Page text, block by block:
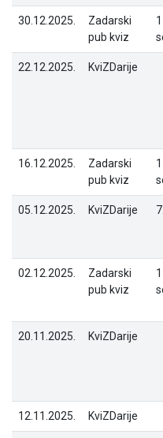
30.12.2025.
Zadarski
pub kviz
22.12.2025. KviZDarije
16.12.2025.
Zadarski
pub kviz
05.12.2025. KviZDarije
02.12.2025.
Zadarski
pub kviz
20.11.2025. KviZDarije
12.11.2025. KviZDarije